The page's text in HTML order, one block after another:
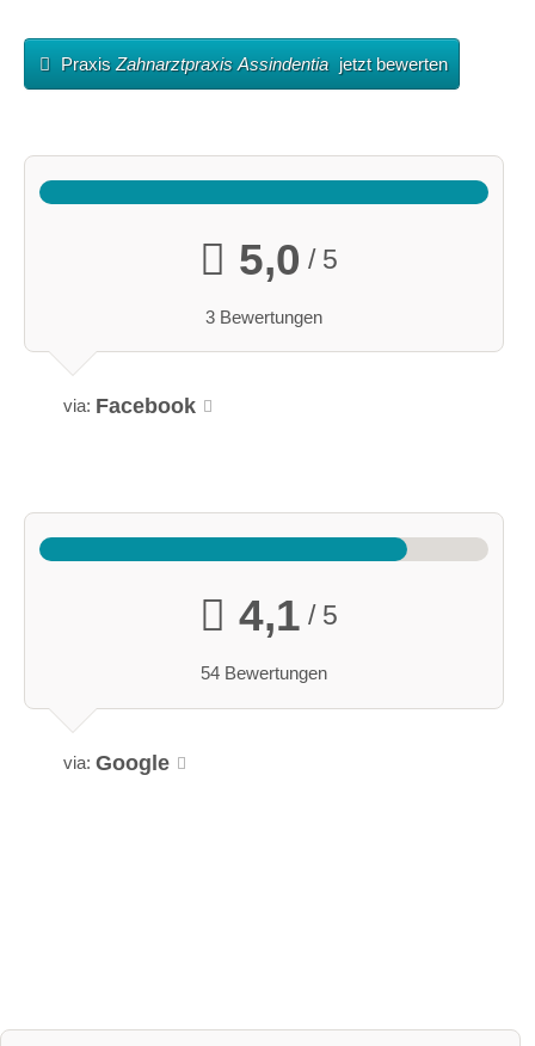
PraxisZahnarztpraxis Assindentia jetzt bewerten
5,0 / 5
3 Bewertungen
via: Facebook
4,1 / 5
54 Bewertungen
via: Google